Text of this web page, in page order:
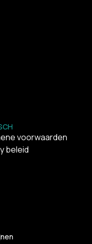
voorwaarden
beleid